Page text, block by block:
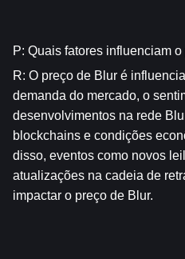
P: Quais fatores influenciam
R: O preço de Blur é
demanda do mercado, o
desenvolvimentos na rede
blockchains e condições
disso, eventos como novos
atualizações na cadeia de
impactar o preço de Blur.